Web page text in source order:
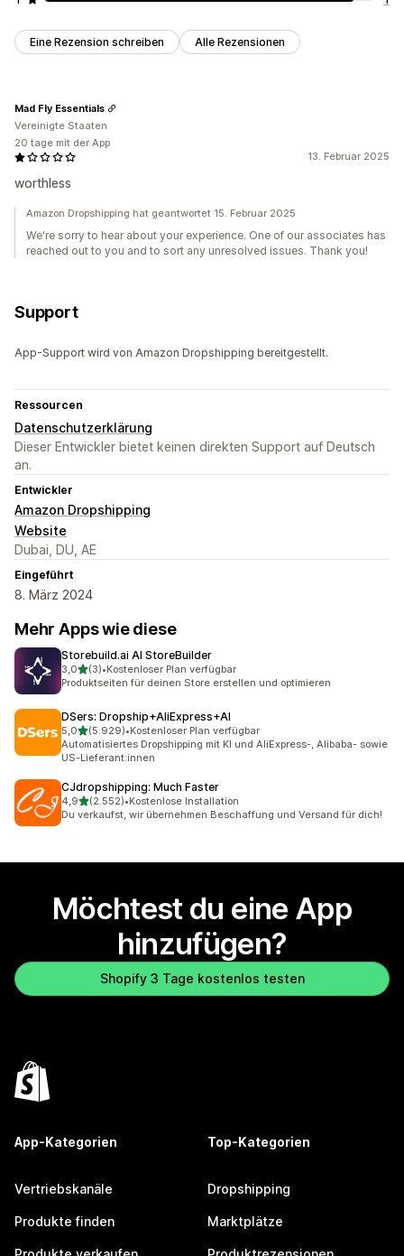
Eine Rezension schreiben Alle Rezensionen
13. Februar 2025
worthless
Mad Fly Essentials
Vereinigte Staaten
20 tage mit der App
Amazon Dropshipping hat geantwortet 15. Februar 2025
We're sorry to hear about your experience. One of our associates has
reached out to you and to sort any unresolved issues. Thank you!
Support
App-Support wird von Amazon Dropshipping bereitgestellt.
Ressourcen
Datenschutzerklärung
Dieser Entwickler bietet keinen direkten Support auf Deutsch
an.
Entwickler
Amazon Dropshipping
Website
Dubai, DU, AE
Eingeführt
8. März 2024
Mehr Apps wie diese
Storebuild.ai AI StoreBuilder
3,0von 5 Sternen
(3)
3 Rezensionen insgesamt
•Kostenloser Plan verfügbar
Produktseiten für deinen Store erstellen und optimieren
DSers: Dropship+AliExpress+AI
5,0von 5 Sternen
(5.929)
5929 Rezensionen insgesamt
•Kostenloser Plan verfügbar
Automatisiertes Dropshipping mit KI und AliExpress-, Alibaba- sowie
US-Lieferant:innen
CJdropshipping: Much Faster
4,9von 5 Sternen
(2.552)
2552 Rezensionen insgesamt
•Kostenlose Installation
Du verkaufst, wir übernehmen Beschaffung und Versand für dich!
Möchtest du eine App
hinzufügen?
Shopify 3 Tage kostenlos testen
App-Kategorien
Vertriebskanäle
Produkte finden
Top-Kategorien
Dropshipping
Marktplätze